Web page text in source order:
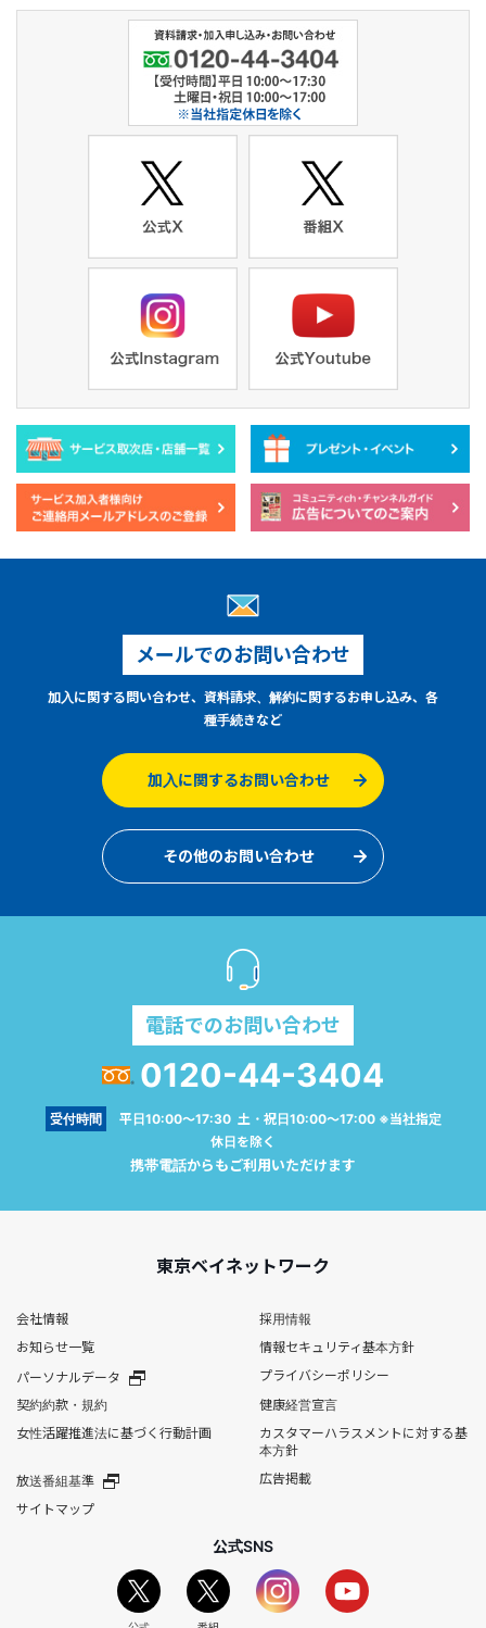
メールでのお問い合わせ
加入に関する問い合わせ、資料請求、解約に関するお申し込み、各
種手続きなど
加入に関するお問い合わせ
その他のお問い合わせ
電話でのお問い合わせ
0120-44-3404
受付時間
平日10:00～17:30 土・祝日10:00～17:00 ※当社指定
休日を除く
携帯電話からもご利用いただけます
東京ベイネットワーク
会社情報
採用情報
お知らせ一覧
情報セキュリティ基本方針
パーソナルデータ
プライバシーポリシー
契約約款・規約
健康経営宣言
女性活躍推進法に基づく行動計画
カスタマーハラスメントに対する基
本方針
放送番組基準
広告掲載
サイトマップ
公式SNS